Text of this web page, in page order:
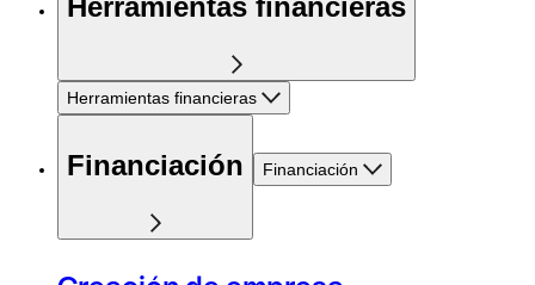
Herramientas financieras
Herramientas financieras
Financiación Financiación